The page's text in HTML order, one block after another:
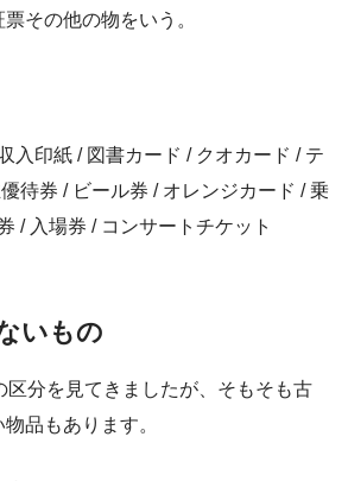
その他の物をいう。
入印紙 / 図書カード / クオカード / テ
待券 / ビール券 / オレンジカード / 乗
/ 入場券 / コンサートチケット
いもの
区分を見てきましたが、そもそも古
品もあります。